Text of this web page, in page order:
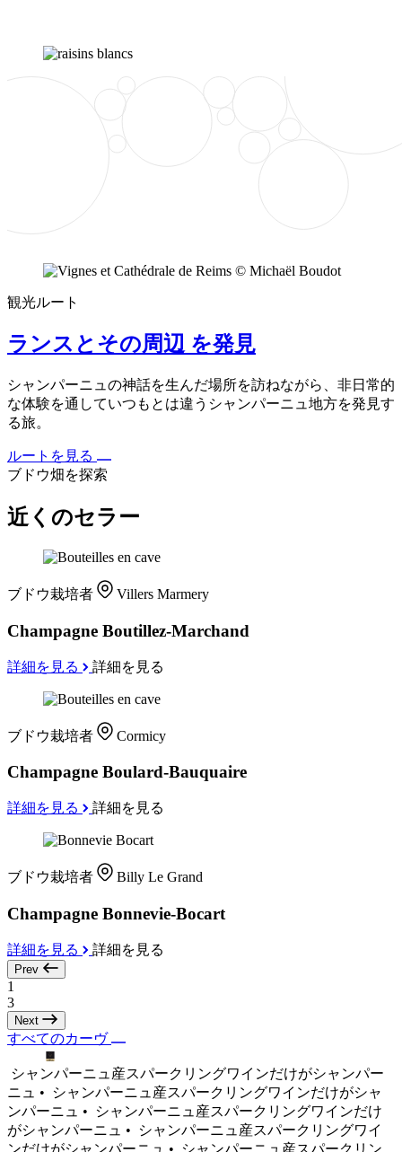
観光ルート
ランスとその周辺 を発見
シャンパーニュの神話を生んだ場所を訪ねながら、非日常的
な体験を通していつもとは違うシャンパーニュ地方を発見す
る旅。
ルートを見る
ブドウ畑を探索
近くのセラー
ブドウ栽培者 Villers Marmery
Champagne Boutillez-Marchand
詳細を見る 詳細を見る
ブドウ栽培者 Cormicy
Champagne Boulard-Bauquaire
詳細を見る 詳細を見る
ブドウ栽培者 Billy Le Grand
Champagne Bonnevie-Bocart
詳細を見る 詳細を見る
Prev
1
3
Next
すべてのカーヴ
シャンパーニュ産スパークリングワインだけがシャンパー
ニュ •
シャンパーニュ産スパークリングワインだけがシャ
ンパーニュ •
シャンパーニュ産スパークリングワインだけ
がシャンパーニュ •
シャンパーニュ産スパークリングワイ
ンだけがシャンパーニュ •
シャンパーニュ産スパークリン